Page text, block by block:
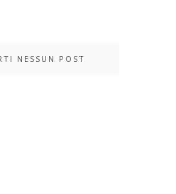
NESSUN POST